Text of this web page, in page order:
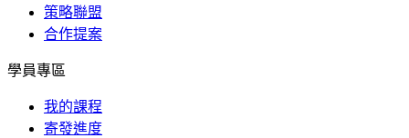
策略聯盟
合作提案
學員專區
我的課程
寄發進度